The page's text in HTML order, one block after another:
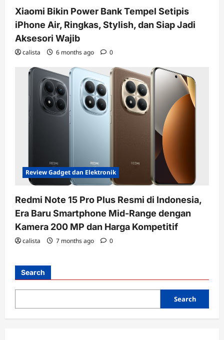
Xiaomi Bikin Power Bank Tempel Setipis
iPhone Air, Ringkas, Stylish, dan Siap Jadi
Aksesori Wajib
calista 6 months ago 0
Review Gadget dan Elektronik
Redmi Note 15 Pro Plus Resmi di Indonesia,
Era Baru Smartphone Mid-Range dengan
Kamera 200 MP dan Harga Kompetitif
calista 7 months ago 0
Search
Search